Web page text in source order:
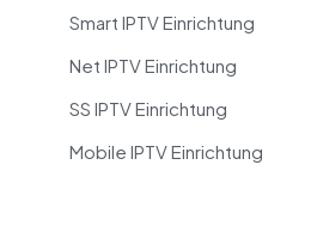
Smart IPTV Einrichtung
Net IPTV Einrichtung
SS IPTV Einrichtung
Mobile IPTV Einrichtung